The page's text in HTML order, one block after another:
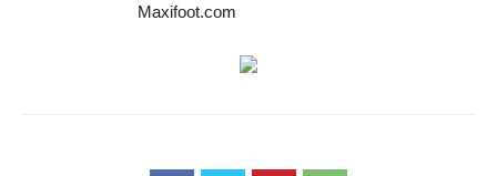
Maxifoot.com